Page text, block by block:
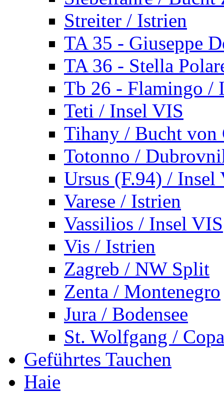
Streiter / Istrien
TA 35 - Giuseppe
TA 36 - Stella
Tb 26 - Flamingo /
Teti / Insel VIS
Tihany / Bucht von
Totonno /
Ursus (F.94) / Insel
Varese / Istrien
Vassilios / Insel VIS
Vis / Istrien
Zagreb / NW Split
Zenta / Montenegro
Jura / Bodensee
St. Wolfgang /
Geführtes Tauchen
Haie